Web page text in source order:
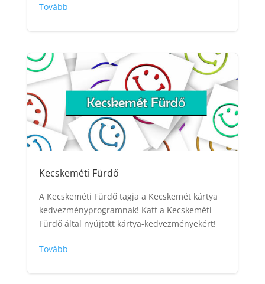
Tovább
Kecskeméti Fürdő
A Kecskeméti Fürdő tagja a Kecskemét kártya
kedvezményprogramnak! Katt a Kecskeméti
Fürdő által nyújtott kártya-kedvezményekért!
Tovább